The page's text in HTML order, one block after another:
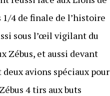
4 de finale de l’histoire
sous l’œil vigilant du
Zébus, et aussi devant
avions spéciaux pour
4 tirs aux buts